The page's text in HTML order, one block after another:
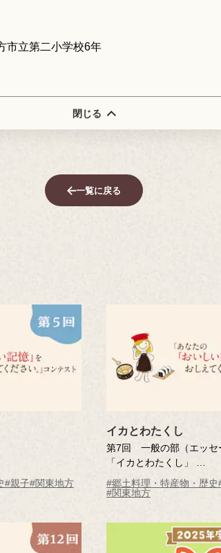
立第二小学校6年
閉じる
一覧に戻る
歳）
#親子#関東地方
イカとわたくし
第7回 一般の部（エッセ
「イカとわたくし」
谷口 治子さん（東京都・
※年齢は応募時
#郷土料理・特産物・歴史
#関東地方